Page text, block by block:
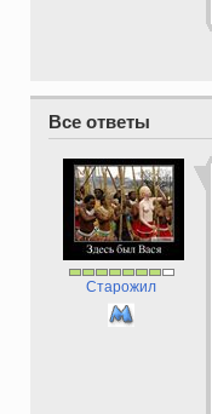
Все ответы
Старожил